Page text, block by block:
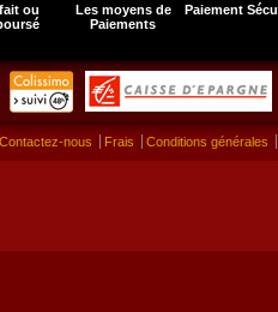
ou
Les moyens de
Paiements
Paiement
Contactez-nous Frais Conditions générales